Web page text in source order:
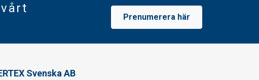
Prenumerera här
Svenska AB